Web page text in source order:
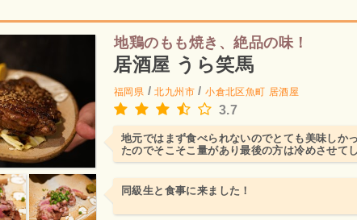
地鶏のもも焼き、絶品の味！
居酒屋 うら笑馬
福岡県 /北九州市/小倉北区魚町 居酒屋
3.7
地元ではまず食べられないのでとても美味しか
たのでそこそこ量があり最後の方は冷めさせて
同級生と食事に来ました！